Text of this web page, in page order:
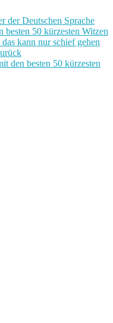
der Deutschen Sprache
50 kürzesten Witzen
kann nur schief gehen
den besten 50 kürzesten